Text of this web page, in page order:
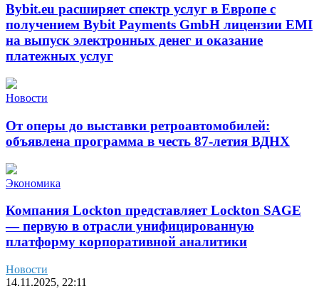
Bybit.eu расширяет спектр услуг в Европе с
получением Bybit Payments GmbH лицензии EMI
на выпуск электронных денег и оказание
платежных услуг
Новости
От оперы до выставки ретроавтомобилей:
объявлена программа в честь 87-летия ВДНХ
Экономика
Компания Lockton представляет Lockton SAGE
— первую в отрасли унифицированную
платформу корпоративной аналитики
Новости
14.11.2025, 22:11